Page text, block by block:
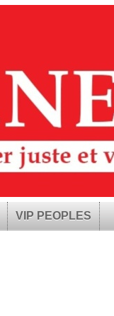
VIP PEOPLES